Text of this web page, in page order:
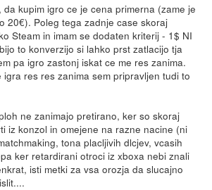
kupim igro ce je cena primerna (zame je
20€). Poleg tega zadnje case skoraj
Steam in imam se dodaten kriterij - 1$ NI
to konverzijo si lahko prst zatlacijo tja
pa igro zastonj iskat ce me res zanima.
igra res res zanima sem pripravljen tudi to
ne zanimajo pretirano, ker so skoraj
iz konzol in omejene na razne nacine (ni
tona placljivih dlcjev, vcasih
ker retardirani otroci iz xboxa nebi znali
isti metki za vsa orozja da slucajno